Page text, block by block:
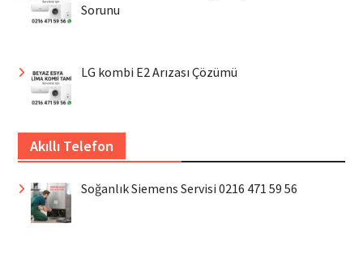
Sorunu
LG kombi E2 Arızası Çözümü
Akıllı Telefon
Soğanlık Siemens Servisi 0216 471 59 56